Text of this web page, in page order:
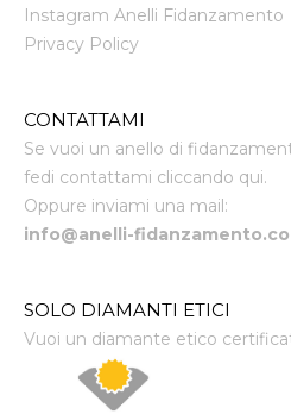
Instagram Anelli Fidanzamento
Privacy Policy
CONTATTAMI
Se vuoi un anello di
fedi contattami cliccando qui.
Oppure inviami una mail:
info@anelli-
SOLO DIAMANTI ETICI
Vuoi un diamante etico